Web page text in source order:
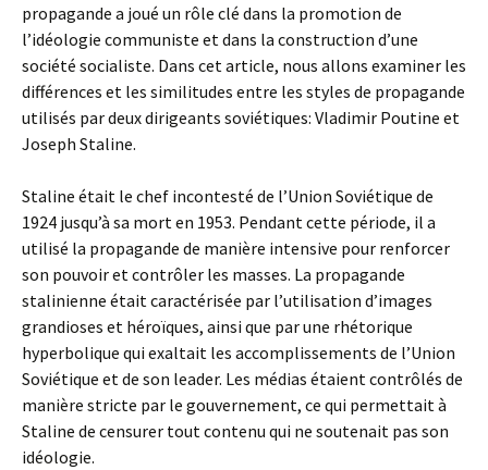
propagande a joué un rôle clé dans la promotion de
l’idéologie communiste et dans la construction d’une
société socialiste. Dans cet article, nous allons examiner les
différences et les similitudes entre les styles de propagande
utilisés par deux dirigeants soviétiques: Vladimir Poutine et
Joseph Staline.
Staline était le chef incontesté de l’Union Soviétique de
1924 jusqu’à sa mort en 1953. Pendant cette période, il a
utilisé la propagande de manière intensive pour renforcer
son pouvoir et contrôler les masses. La propagande
stalinienne était caractérisée par l’utilisation d’images
grandioses et héroïques, ainsi que par une rhétorique
hyperbolique qui exaltait les accomplissements de l’Union
Soviétique et de son leader. Les médias étaient contrôlés de
manière stricte par le gouvernement, ce qui permettait à
Staline de censurer tout contenu qui ne soutenait pas son
idéologie.